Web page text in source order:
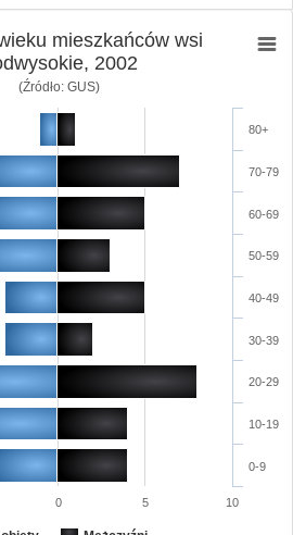
mieszkańców wsi
2002
(Źródło: GUS)
0-9
10-19
20-29
30-39
40-49
50-59
60-69
70-79
80+
0 5 10